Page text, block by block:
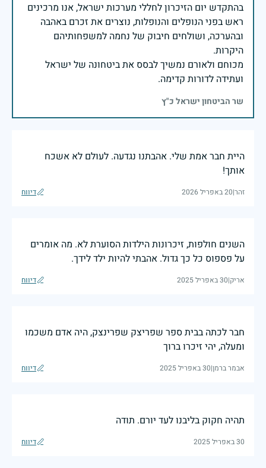
בהתקדש יום הזיכרון לחללי מערכות ישראל, אנו מרכינים
ראש בפני הנופלים והנופלות, נוצרים את זכרם באהבה
ובהערכה, ושולחים חיבוק של נחמה למשפחותיהם
מכוחם ולאורם נמשיך לבסס את ביטחונה של ישראל
ועתידה לדורות קדימה.
שר הביטחון ישראל כ"ץ
היית חבר אמת שלי. אהבתנו נגדעה. לעולם לא אשכח
אותך!
זהר|20 באפריל 2026 דיווח
השנים חולפות, זיכרונות הילדות הסוערת לא. מה אומרים
על פספוס כל כך גדול. אהבתי להיות ילד לידך.
אריק|30 באפריל 2025 דיווח
חבר לכתה בבית ספר שפריצק שפרינצק, היה אדם משכמו
ומעלה, יהי זיכרו ברוך
אבמר ברמן|30 באפריל 2025 דיווח
תהיה חקוק בליבנו לעד יורם. תודה
30 באפריל 2025 דיווח